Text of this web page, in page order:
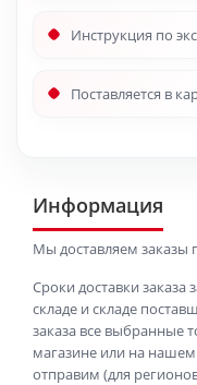
Инструкция по
Поставляется в
Информация
Мы доставляем заказы
Сроки доставки заказа
складе и складе
заказа все выбранные
магазине или на
отправим (для